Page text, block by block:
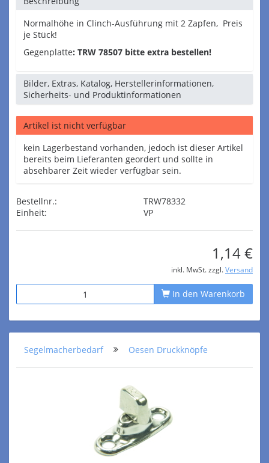
Normalhöhe in Clinch-Ausführung mit 2 Zapfen, Preis
je Stück!
Gegenplatte: TRW 78507 bitte extra bestellen!
Bilder, Extras, Katalog, Herstellerinformationen,
Sicherheits- und Produktinformationen
Artikel ist nicht verfügbar
kein Lagerbestand vorhanden, jedoch ist dieser Artikel
bereits beim Lieferanten geordert und sollte in
absehbarer Zeit wieder verfügbar sein.
Bestellnr.:
TRW78332
Einheit:
VP
1,14 €
inkl. MwSt. zzgl. Versand
In den Warenkorb
Segelmacherbedarf Oesen Druckknöpfe